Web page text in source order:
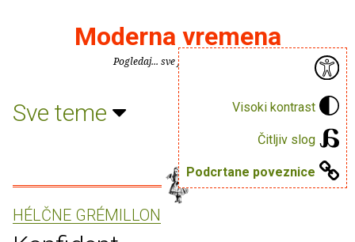
Visoki kontrast
Čitljiv slog
Podcrtane poveznice
Moderna vremena
Pogledaj... sve je puno knjiga.
Sve teme
HÉLČNE GRÉMILLON